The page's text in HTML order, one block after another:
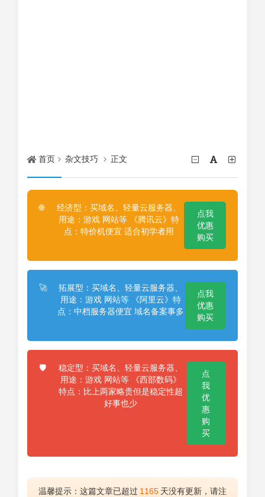
首页 杂文技巧 正文
🌐
经济型：买域名、轻量云服务器、
用途：游戏 网站等 《腾讯云》特
点：特价机便宜 适合初学者用
点我
优惠
购买
🚀
拓展型：买域名、轻量云服务器、
用途：游戏 网站等 《阿里云》特
点：中档服务器便宜 域名备案事多
点我
优惠
购买
🛡️
稳定型：买域名、轻量云服务器、
用途：游戏 网站等 《西部数码》
特点：比上两家略贵但是稳定性超
好事也少
点
我
优
惠
购
买
温馨提示：这篇文章已超过 1165 天没有更新，请注